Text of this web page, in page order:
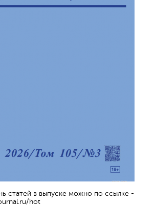
статей в выпуске можно по ссылке -
hot